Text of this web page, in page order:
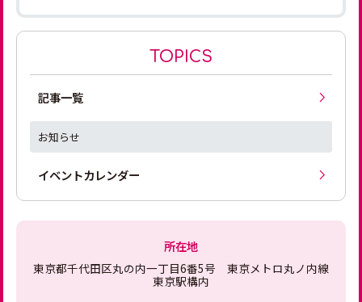
TOPICS
記事一覧
お知らせ
イベントカレンダー
所在地
東京都千代田区丸の内一丁目6番5号 東京メトロ丸ノ内線
東京駅構内